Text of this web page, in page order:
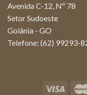
Avenida C-12, Nº 78
Setor Sudoeste
Goiânia - GO
Telefone: (62) 99293-